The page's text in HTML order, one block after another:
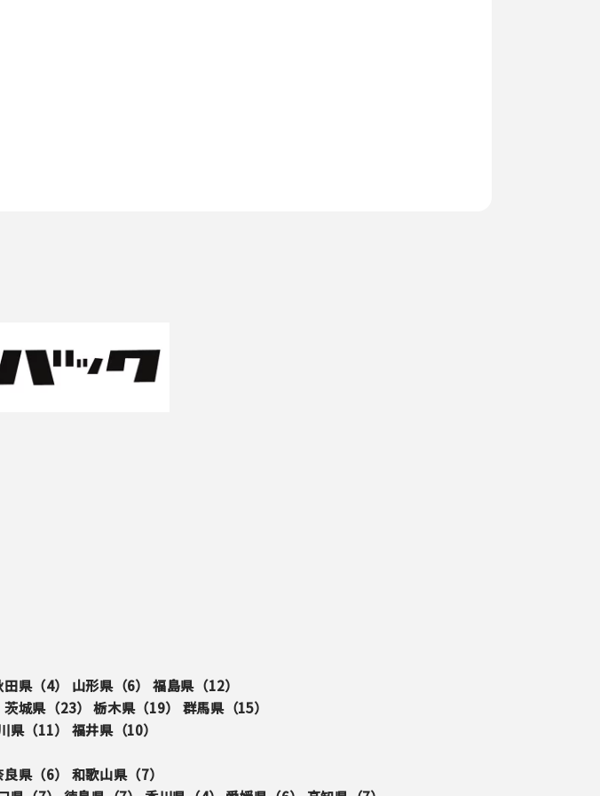
田県（4） 山形県（6） 福島県（12）
茨城県（23） 栃木県（19） 群馬県（15）
県（11） 福井県（10）
良県（6） 和歌山県（7）